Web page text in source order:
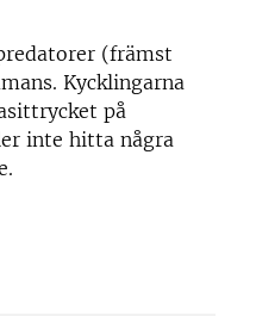
(främst
Kycklingarna
på
inte hitta några